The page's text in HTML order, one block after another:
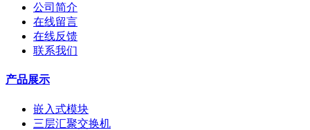
公司简介
在线留言
在线反馈
联系我们
产品展示
嵌入式模块
三层汇聚交换机